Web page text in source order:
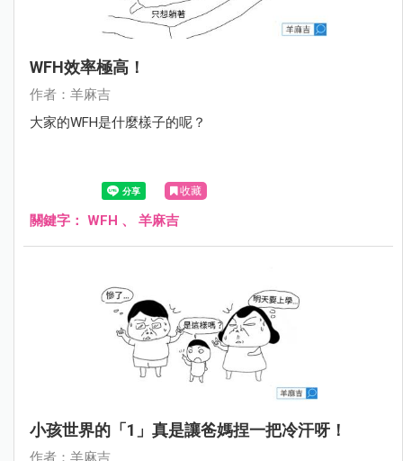
WFH效率極高！
作者：羊麻吉
大家的WFH是什麼樣子的呢？
收藏
關鍵字： WFH 、 羊麻吉
小孩世界的「1」真是讓爸媽捏一把冷汗呀！
作者：羊麻吉